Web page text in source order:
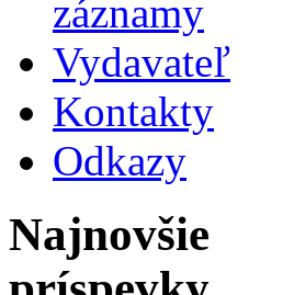
záznamy
Vydavateľ
Kontakty
Odkazy
Najnovšie